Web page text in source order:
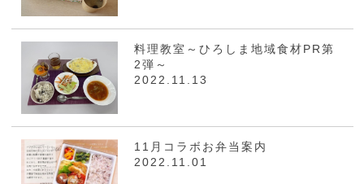
料理教室～ひろしま地域食材PR第
2弾～
2022.11.13
11月コラボお弁当案内
2022.11.01